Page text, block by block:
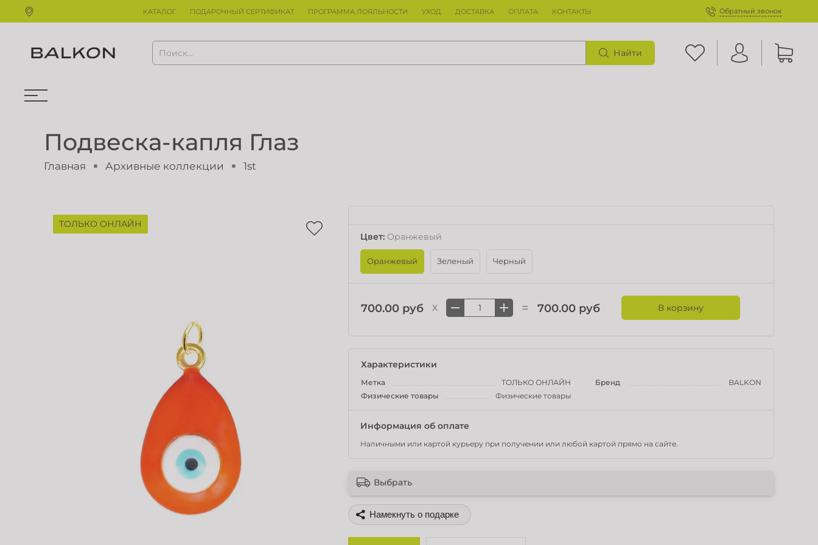
КАТАЛОГ ПОДАРОЧНЫЙ СЕРТИФИКАТ ПРОГРАММА ЛОЯЛЬНОСТИ УХОД ДОСТАВКА ОПЛАТА КОНТАКТЫ Обратный звонок
Найти
Подвеска-капля Глаз
Главная Архивные коллекции 1st
ТОЛЬКО ОНЛАЙН
Цвет: Оранжевый
Оранжевый Зеленый Черный
700.00 руб X = 700.00 руб В корзину
Характеристики
Метка ТОЛЬКО ОНЛАЙН Бренд
BALKON
Физические товары
Физические товары
Информация об оплате
Наличными или картой курьеру при получении или любой картой прямо на сайте.
Выбрать
Поделиться